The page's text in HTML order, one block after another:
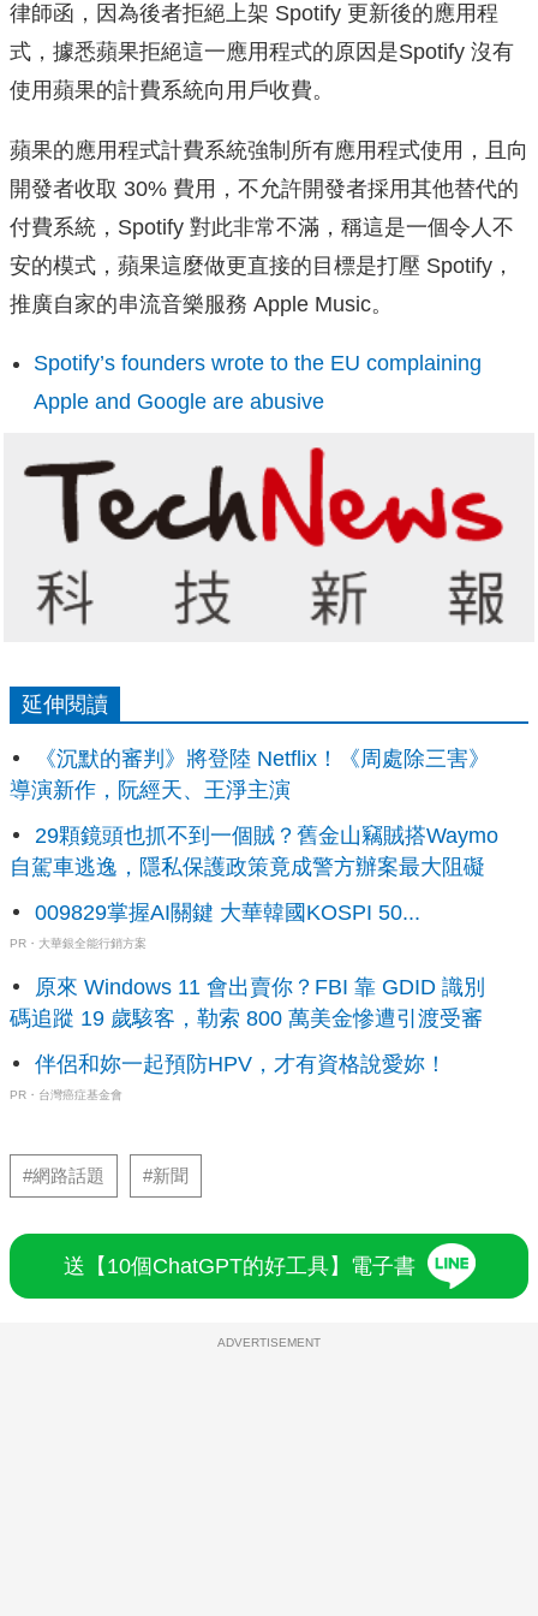
律師函，因為後者拒絕上架 Spotify 更新後的應用程
式，據悉蘋果拒絕這一應用程式的原因是Spotify 沒有
使用蘋果的計費系統向用戶收費。
蘋果的應用程式計費系統強制所有應用程式使用，且向
開發者收取 30% 費用，不允許開發者採用其他替代的
付費系統，Spotify 對此非常不滿，稱這是一個令人不
安的模式 ，蘋果這麼做更直接的目標是打壓 Spotify，
推廣自家的串流音樂服務 Apple Music。
Spotify’s founders wrote to the EU complaining
Apple and Google are abusive
延伸閱讀
《沉默的審判》將登陸 Netflix！《周處除三害》
導演新作，阮經天、王淨主演
29顆鏡頭也抓不到一個賊？舊金山竊賊搭Waymo
自駕車逃逸，隱私保護政策竟成警方辦案最大阻礙
009829掌握AI關鍵 大華韓國KOSPI 50...
PR・大華銀全能行銷方案
原來 Windows 11 會出賣你？FBI 靠 GDID 識別
碼追蹤 19 歲駭客，勒索 800 萬美金慘遭引渡受審
伴侶和妳一起預防HPV，才有資格說愛妳！
PR・台灣癌症基金會
#網路話題 #新聞
送【10個ChatGPT的好工具】電子書
ADVERTISEMENT